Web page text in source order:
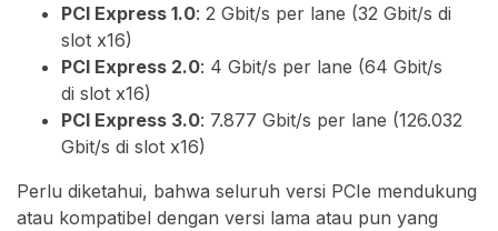
PCI Express 1.0: 2 Gbit/s per lane (32 Gbit/s di
slot x16)
PCI Express 2.0: 4 Gbit/s per lane (64 Gbit/s
di slot x16)
PCI Express 3.0: 7.877 Gbit/s per lane (126.032
Gbit/s di slot x16)
Perlu diketahui, bahwa seluruh versi PCIe mendukung
atau kompatibel dengan versi lama atau pun yang